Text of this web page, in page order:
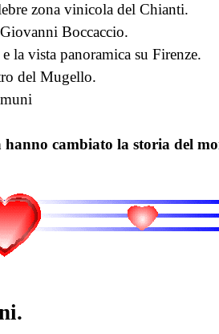
zona vinicola del Chianti.
Boccaccio.
la vista panoramica su Firenze.
del Mugello.
hanno cambiato la storia del